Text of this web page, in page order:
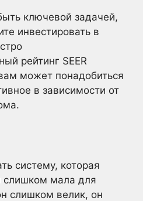
ключевой задачей,
инвестировать в
рейтинг SEER
может понадобиться
в зависимости от
систему, которая
слишком мала для
слишком велик, он